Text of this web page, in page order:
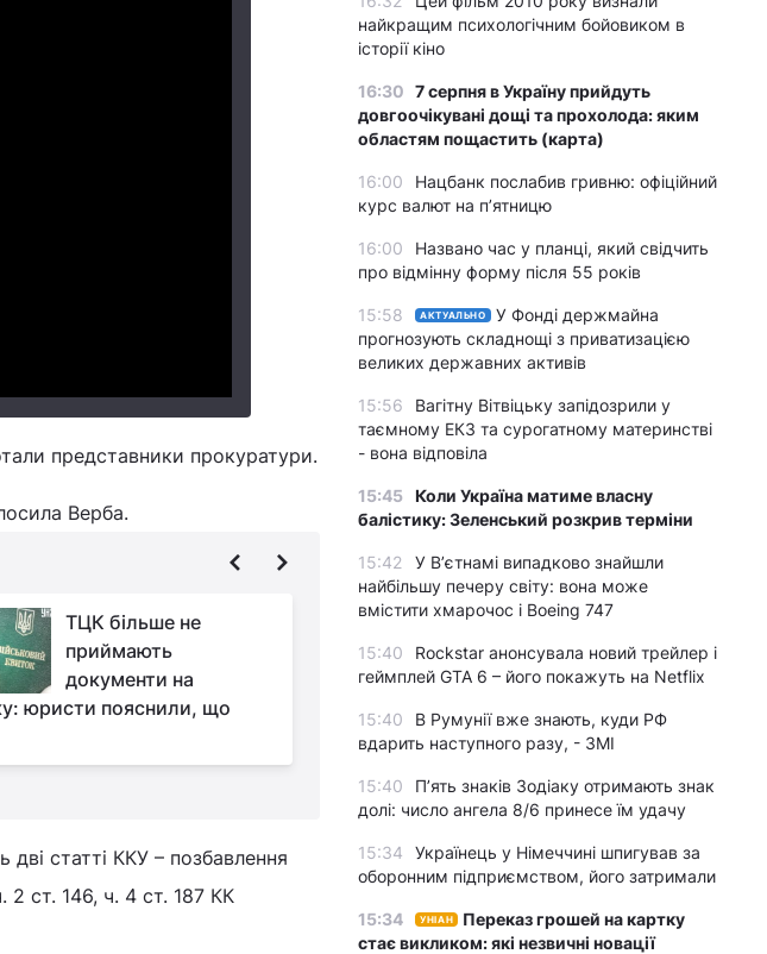
представники прокуратури.
Верба.
ТЦК більше не
приймають
документи на
юристи пояснили, що
"Дуже важко":
Буданов оцінив темпи
мобілізації в Україні
статті ККУ – позбавлення
2 ст. 146, ч. 4 ст. 187 КК
найкращим психологічним бойовиком в
історії кіно
16:30 7 серпня в Україну прийдуть
довгоочікувані дощі та прохолода: яким
областям пощастить (карта)
16:00
Нацбанк послабив гривню: офіційний
курс валют на п’ятницю
16:00
Названо час у планці, який свідчить
про відмінну форму після 55 років
15:58 АКТУАЛЬНО
У Фонді держмайна
прогнозують складнощі з приватизацією
великих державних активів
15:56
Вагітну Вітвіцьку запідозрили у
таємному ЕКЗ та сурогатному материнстві
- вона відповіла
15:45 Коли Україна матиме власну
балістику: Зеленський розкрив терміни
15:42
У Вʼєтнамі випадково знайшли
найбільшу печеру світу: вона може
вмістити хмарочос і Boeing 747
15:40
Rockstar анонсувала новий трейлер і
геймплей GTA 6 – його покажуть на Netflix
15:40
В Румунії вже знають, куди РФ
вдарить наступного разу, - ЗМІ
15:40
П’ять знаків Зодіаку отримають знак
долі: число ангела 8/6 принесе їм удачу
15:34
Українець у Німеччині шпигував за
оборонним підприємством, його затримали
15:34 УНІАН
Переказ грошей на картку
стає викликом: які незвичні новації